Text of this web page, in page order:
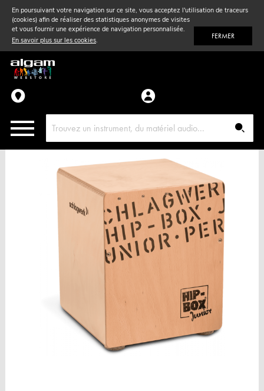
En poursuivant votre navigation sur ce site, vous acceptez l'utilisation de traceurs
(cookies) afin de réaliser des statistiques anonymes de visites
et vous fournir une expérience de navigation personnalisée.
En savoir plus sur les cookies. FERMER
Vent& Violon
Accessoires
Pièces détachées